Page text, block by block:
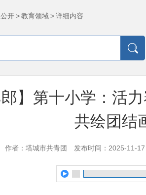
开>教育领域>详细内容
郎】第十小学：活
共绘团结
作者：塔城市共青团 发布时间：2025-11-